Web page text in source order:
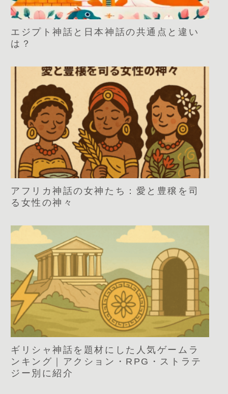
エジプト神話と日本神話の共通点と違い
は？
アフリカ神話の女神たち：愛と豊穣を司
る女性の神々
ギリシャ神話を題材にした人気ゲームラ
ンキング｜アクション・RPG・ストラテ
ジー別に紹介